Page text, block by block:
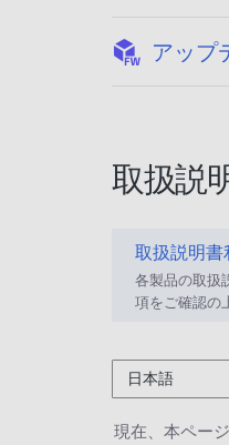
アップ
取扱説
取扱説明書
各製品の取扱
項をご確認の
日本語
現在、本ペー